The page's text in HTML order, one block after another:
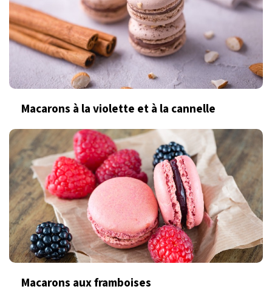
Macarons à la violette et à la cannelle
Macarons aux framboises